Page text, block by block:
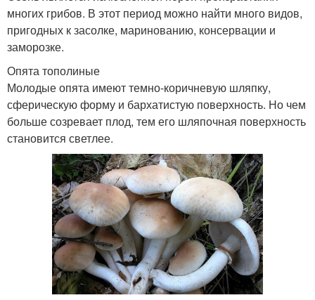
многих грибов. В этот период можно найти много видов,
пригодных к засолке, маринованию, консервации и
заморозке.
Опята тополиные
Молодые опята имеют темно-коричневую шляпку,
сферическую форму и бархатистую поверхность. Но чем
больше созревает плод, тем его шляпочная поверхность
становится светлее.